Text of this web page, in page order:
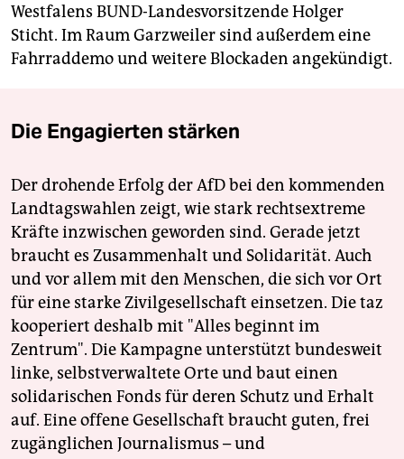
Westfalens BUND-Landesvorsitzende Holger
Sticht. Im Raum Garzweiler sind außerdem eine
Fahrraddemo und weitere Blockaden angekündigt.
Die Engagierten stärken
Der drohende Erfolg der AfD bei den kommenden
Landtagswahlen zeigt, wie stark rechtsextreme
Kräfte inzwischen geworden sind. Gerade jetzt
braucht es Zusammenhalt und Solidarität. Auch
und vor allem mit den Menschen, die sich vor Ort
für eine starke Zivilgesellschaft einsetzen. Die taz
kooperiert deshalb mit "Alles beginnt im
Zentrum". Die Kampagne unterstützt bundesweit
linke, selbstverwaltete Orte und baut einen
solidarischen Fonds für deren Schutz und Erhalt
auf. Eine offene Gesellschaft braucht guten, frei
zugänglichen Journalismus – und